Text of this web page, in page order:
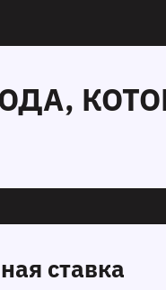
ставка